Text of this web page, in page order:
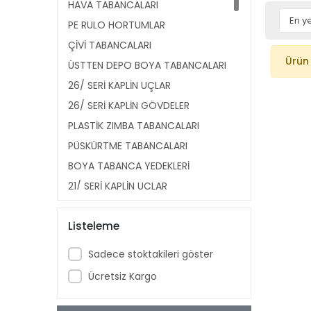
HAVA TABANCALARI
PE RULO HORTUMLAR
ÇİVİ TABANCALARI
ÜSTTEN DEPO BOYA TABANCALARI
26/ SERİ KAPLİN UÇLAR
26/ SERİ KAPLİN GÖVDELER
PLASTİK ZIMBA TABANCALARI
PÜSKÜRTME TABANCALARI
BOYA TABANCA YEDEKLERİ
21/ SERİ KAPLİN UÇLAR
14/ SERİ ÇİVİLER
HAVALI KESKİLER
SPİRAL HORTUMLAR
KÖR TAPALAR
SEVİYE GÖSTERGELERİ
Listeleme
Sadece stoktakileri göster
Ücretsiz Kargo